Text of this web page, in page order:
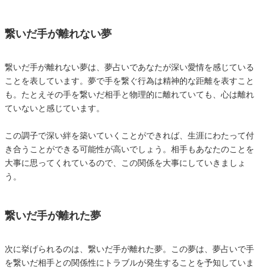
繋いだ手が離れない夢
繋いだ手が離れない夢は、夢占いであなたが深い愛情を感じている
ことを表しています。夢で手を繋ぐ行為は精神的な距離を表すこと
も。たとえその手を繋いだ相手と物理的に離れていても、心は離れ
ていないと感じています。
この調子で深い絆を築いていくことができれば、生涯にわたって付
き合うことができる可能性が高いでしょう。相手もあなたのことを
大事に思ってくれているので、この関係を大事にしていきましょ
う。
繋いだ手が離れた夢
次に挙げられるのは、繋いだ手が離れた夢。この夢は、夢占いで手
を繋いだ相手との関係性にトラブルが発生することを予知していま